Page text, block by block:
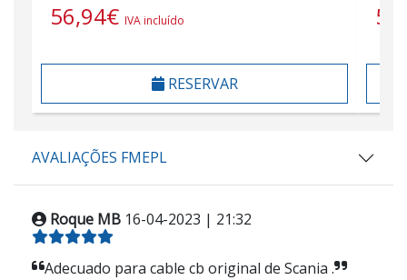
56,94€ IVA incluído
RESERVAR
AVALIAÇÕES FMEPL
Roque MB 16-04-2023 | 21:32
Adecuado para cable cb original de Scania .